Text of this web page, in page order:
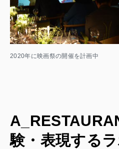
2020年に映画祭の開催を計画中
験・表現する